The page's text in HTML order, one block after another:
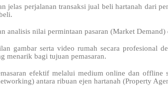
jelas perjalanan transaksi jual beli hartanah dari
analisis nilai permintaan pasaran (Market Demand)
gambar serta video rumah secara profesional
menarik bagi tujuan pemasaran.
efektif melalui medium online dan offline
antara ribuan ejen hartanah (Property